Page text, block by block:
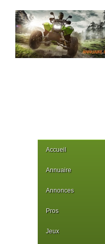
Accueil
Annuaire
Annonces
Pros
Jeux